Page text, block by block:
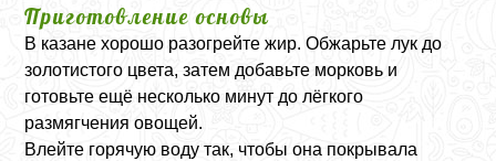
Приготовление основы
В казане хорошо разогрейте жир. Обжарьте лук до
золотистого цвета, затем добавьте морковь и
готовьте ещё несколько минут до лёгкого
размягчения овощей.
Влейте горячую воду так, чтобы она покрывала